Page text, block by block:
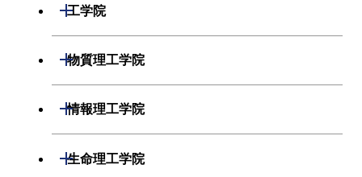
化学系
初年次専門科目
工学院
開閉
機械系
電気電子系
物質理工学院
開閉
材料系
情報理工学院
開閉
数理・計算科学系
生命理工学院
開閉